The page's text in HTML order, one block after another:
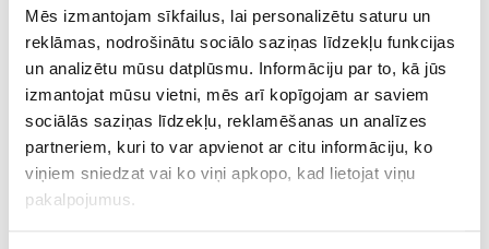
Mēs izmantojam sīkfailus, lai personalizētu saturu un
reklāmas, nodrošinātu sociālo saziņas līdzekļu funkcijas
un analizētu mūsu datplūsmu. Informāciju par to, kā jūs
izmantojat mūsu vietni, mēs arī kopīgojam ar saviem
sociālās saziņas līdzekļu, reklamēšanas un analīzes
partneriem, kuri to var apvienot ar citu informāciju, ko
viņiem sniedzat vai ko viņi apkopo, kad lietojat viņu
pakalpojumus.
Augstspiediena lamināti (HPL)
Atvilktņu grīdas Grip
Masīvkoka plātnes
Finierētas plātnes